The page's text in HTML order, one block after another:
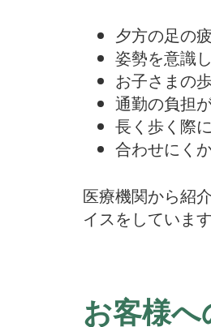
夕方の足の
姿勢を意識
お子さまの
通勤の負担
長く歩く際
合わせにく
医療機関から紹
イスをしています
お客様